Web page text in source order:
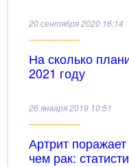
20 сентября 2020 16:14
На сколько
2021 году
26 января 2019 10:51
Артрит
чем рак: